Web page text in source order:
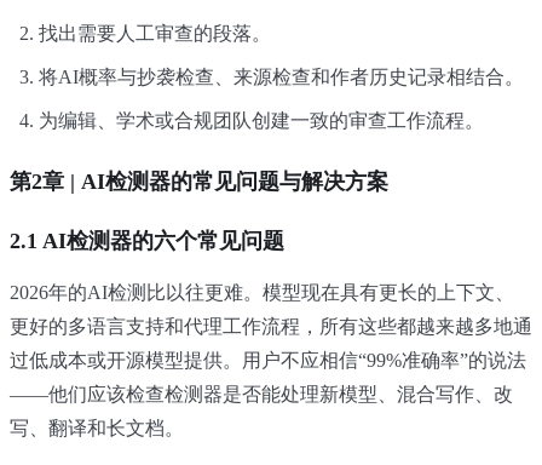
找出需要人工审查的段落。
将AI概率与抄袭检查、来源检查和作者历史记录相结合。
为编辑、学术或合规团队创建一致的审查工作流程。
第2章 | AI检测器的常见问题与解决方案
2.1 AI检测器的六个常见问题
2026年的AI检测比以往更难。模型现在具有更长的上下文、
更好的多语言支持和代理工作流程，所有这些都越来越多地通
过低成本或开源模型提供。用户不应相信“99%准确率”的说法
——他们应该检查检测器是否能处理新模型、混合写作、改
写、翻译和长文档。